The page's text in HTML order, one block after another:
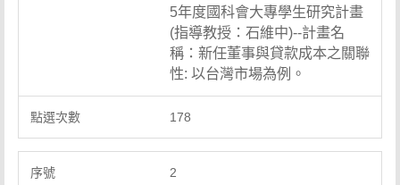
5年度國科會大專學生研究計畫
(指導教授：石維中)--計畫名
稱：新任董事與貸款成本之關聯
性: 以台灣市場為例。
178
2